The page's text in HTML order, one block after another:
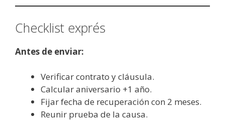
Checklist exprés
Antes de enviar:
Verificar contrato y cláusula.
Calcular aniversario +1 año.
Fijar fecha de recuperación con 2 meses.
Reunir prueba de la causa.